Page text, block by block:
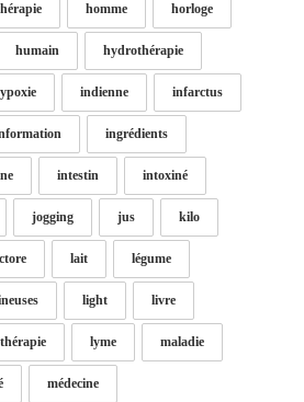
homme horloge
humain hydrothérapie
indienne infarctus
ingrédients
intestin intoxiné
jogging jus kilo
lait légume
light livre
lyme maladie
médecine